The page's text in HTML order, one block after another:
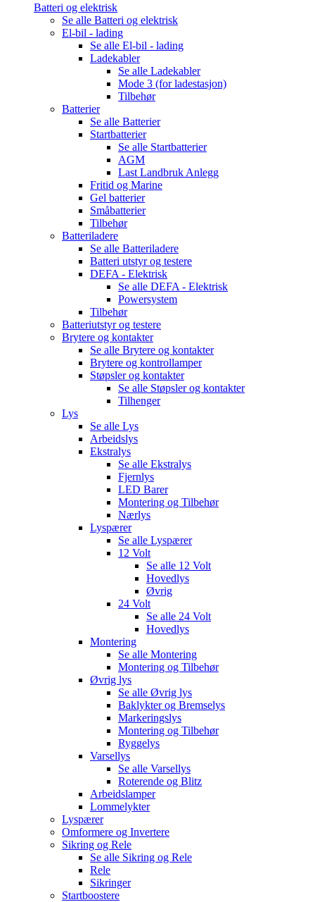
Batteri og elektrisk
Se alle Batteri og elektrisk
El-bil - lading
Se alle El-bil - lading
Ladekabler
Se alle Ladekabler
Mode 3 (for ladestasjon)
Tilbehør
Batterier
Se alle Batterier
Startbatterier
Se alle Startbatterier
AGM
Last Landbruk Anlegg
Fritid og Marine
Gel batterier
Småbatterier
Tilbehør
Batteriladere
Se alle Batteriladere
Batteri utstyr og testere
DEFA - Elektrisk
Se alle DEFA - Elektrisk
Powersystem
Tilbehør
Batteriutstyr og testere
Brytere og kontakter
Se alle Brytere og kontakter
Brytere og kontrollamper
Støpsler og kontakter
Se alle Støpsler og kontakter
Tilhenger
Lys
Se alle Lys
Arbeidslys
Ekstralys
Se alle Ekstralys
Fjernlys
LED Barer
Montering og Tilbehør
Nærlys
Lyspærer
Se alle Lyspærer
12 Volt
Se alle 12 Volt
Hovedlys
Øvrig
24 Volt
Se alle 24 Volt
Hovedlys
Montering
Se alle Montering
Montering og Tilbehør
Øvrig lys
Se alle Øvrig lys
Baklykter og Bremselys
Markeringslys
Montering og Tilbehør
Ryggelys
Varsellys
Se alle Varsellys
Roterende og Blitz
Arbeidslamper
Lommelykter
Lyspærer
Omformere og Invertere
Sikring og Rele
Se alle Sikring og Rele
Rele
Sikringer
Startboostere